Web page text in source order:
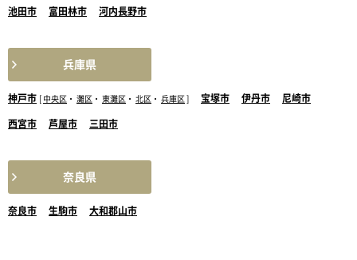
池田市 富田林市 河内長野市
兵庫県
神戸市 中央区 ・ 灘区 ・ 東灘区 ・ 北区 ・ 兵庫区 宝塚市 伊丹市 尼崎市
西宮市 芦屋市 三田市
奈良県
奈良市 生駒市 大和郡山市